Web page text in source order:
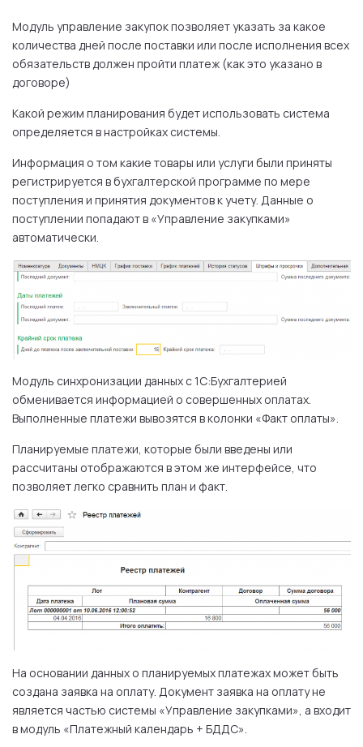
Модуль управление закупок позволяет указать за какое
количества дней после поставки или после исполнения всех
обязательств должен пройти платеж (как это указано в
договоре)
Какой режим планирования будет использовать система
определяется в настройках системы.
Информация о том какие товары или услуги были приняты
регистрируется в бухгалтерской программе по мере
поступления и принятия документов к учету. Данные о
поступлении попадают в «Управление закупками»
автоматически.
Модуль синхронизации данных с 1С:Бухгалтерией
обменивается информацией о совершенных оплатах.
Выполненные платежи вывозятся в колонки «Факт оплаты».
Планируемые платежи, которые были введены или
рассчитаны отображаются в этом же интерфейсе, что
позволяет легко сравнить план и факт.
На основании данных о планируемых платежах может быть
создана заявка на оплату. Документ заявка на оплату не
является частью системы «Управление закупками», а входит
в модуль «Платежный календарь + БДДС».